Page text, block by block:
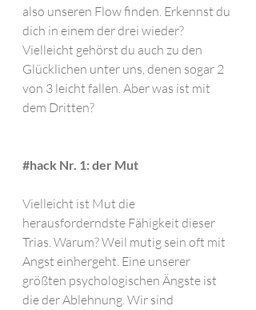
also unseren Flow finden. Erkennst du
dich in einem der drei wieder?
Vielleicht gehörst du auch zu den
Glücklichen unter uns, denen sogar 2
von 3 leicht fallen. Aber was ist mit
dem Dritten?
#hack Nr. 1: der Mut
Vielleicht ist Mut die
herausforderndste Fähigkeit dieser
Trias. Warum? Weil mutig sein oft mit
Angst einhergeht. Eine unserer
größten psychologischen Ängste ist
die der Ablehnung. Wir sind